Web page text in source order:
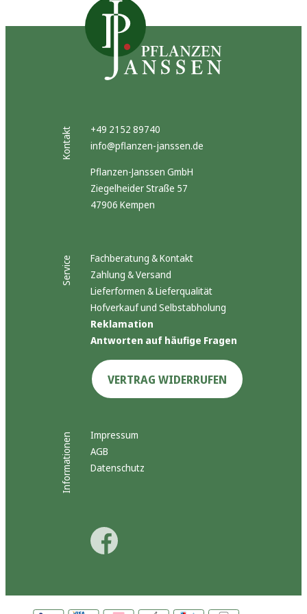
Kontakt
+49 2152 89740
info@pflanzen-janssen.de
Pflanzen-Janssen GmbH
Ziegelheider Straße 57
47906 Kempen
Service
Fachberatung & Kontakt
Zahlung & Versand
Lieferformen & Lieferqualität
Hofverkauf und Selbstabholung
Reklamation
Antworten auf häufige Fragen
VERTRAG WIDERRUFEN
Informationen
Impressum
AGB
Datenschutz